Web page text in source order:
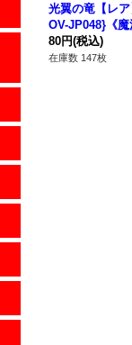
光翼の竜【レ
OV-JP048}《魔
80円(税込)
在庫数 147枚